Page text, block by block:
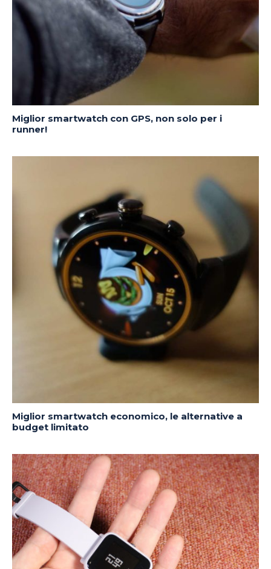
Miglior smartwatch con GPS, non solo per i
runner!
Miglior smartwatch economico, le alternative a
budget limitato